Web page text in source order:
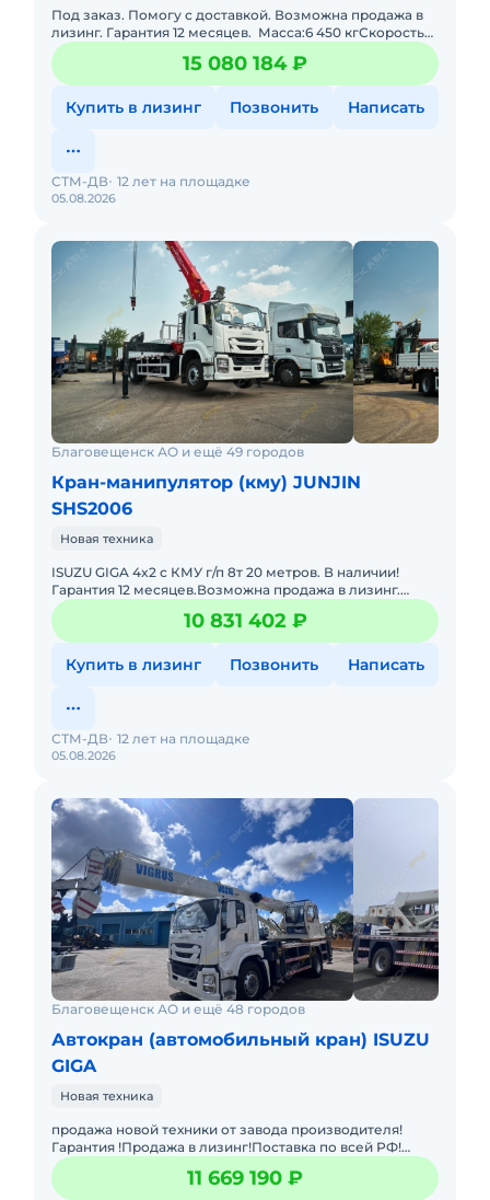
Под заказ. Помогу с доставкой. Возможна продажа в
лизинг. Гарантия 12 месяцев. Масса:6 450 кгСкорость
движения:0-2,5 км/чДлина стрелы:5050-17000
ммРасход
15 080 184 ₽
Купить в лизинг Позвонить Написать
05.08.2026
СТМ-ДВ 12 лет на площадке
Благовещенск АО и ещё 49 городов
Кран-манипулятор (кму) JUNJIN
SHS2006
Новая техника
ISUZU GIGA 4x2 с КМУ г/п 8т 20 метров. В наличии!
Гарантия 12 месяцев.Возможна продажа в лизинг.
Помогу с доставкой. Цена с НДС. Доставка по РФ.
Полная документ
10 831 402 ₽
Купить в лизинг Позвонить Написать
05.08.2026
СТМ-ДВ 12 лет на площадке
Благовещенск АО и ещё 48 городов
Автокран (автомобильный кран) ISUZU
GIGA
Новая техника
продажа новой техники от завода производителя!
Гарантия !Продажа в лизинг!Поставка по всей РФ!
Автокран VIGRUS SST5183JQZSZA на базе шасси ISUZU с
мощностью двиг
11 669 190 ₽